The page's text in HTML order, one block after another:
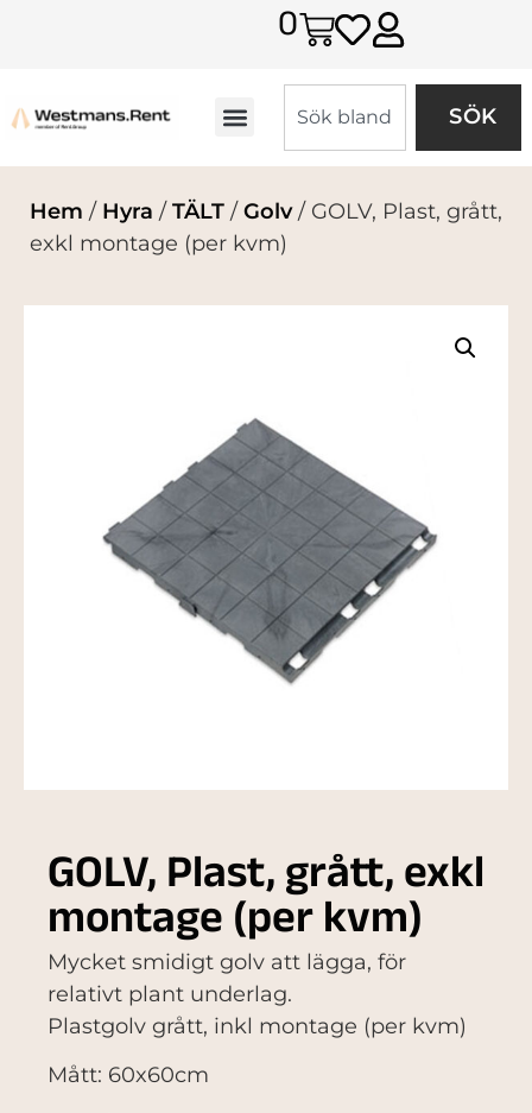
0
SÖK
Hem / Hyra / TÄLT / Golv/ GOLV, Plast, grått,
exkl montage (per kvm)
GOLV, Plast, grått, exkl
montage (per kvm)
Mycket smidigt golv att lägga, för
relativt plant underlag.
Plastgolv grått, inkl montage (per kvm)
Mått: 60x60cm